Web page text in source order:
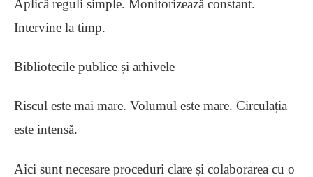
Aplică reguli simple. Monitorizează constant.
Intervine la timp.
Bibliotecile publice și arhivele
Riscul este mai mare. Volumul este mare. Circulația
este intensă.
Aici sunt necesare proceduri clare și colaborarea cu o